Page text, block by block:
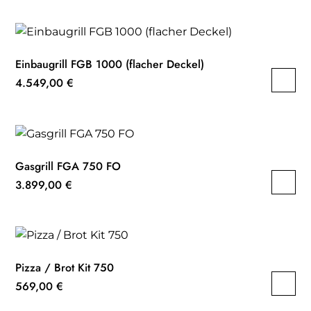
Einbaugrill FGB 1000 (flacher Deckel)
4.549,00€
Gasgrill FGA 750 FO
3.899,00€
Pizza / Brot Kit 750
569,00€